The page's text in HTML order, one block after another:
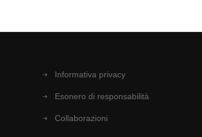
Informativa privacy
Esonero di responsabilità
Collaborazioni